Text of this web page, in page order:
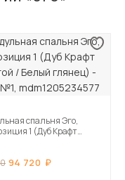
спальня Эго,
1 (Дуб Крафт
94 720